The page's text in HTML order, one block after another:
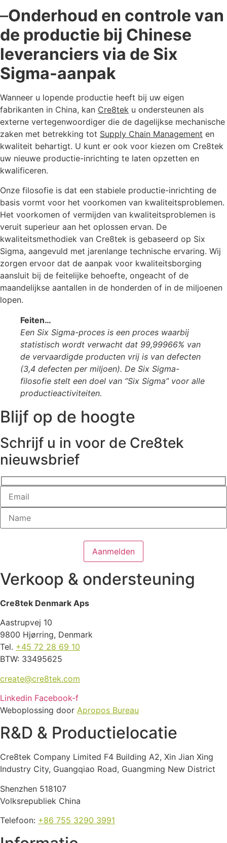
–Onderhoud en controle van
de productie bij Chinese
leveranciers via de Six
Sigma-aanpak
Wanneer u lopende productie heeft bij uw eigen
fabrikanten in China, kan Cre8tek u ondersteunen als
externe vertegenwoordiger die de dagelijkse mechanische
zaken met betrekking tot Supply Chain Management en
kwaliteit behartigt. U kunt er ook voor kiezen om Cre8tek
uw nieuwe productie-inrichting te laten opzetten en
kwalificeren.
Onze filosofie is dat een stabiele productie-inrichting de
basis vormt voor het voorkomen van kwaliteitsproblemen.
Het voorkomen of vermijden van kwaliteitsproblemen is
veruit superieur aan het oplossen ervan. De
kwaliteitsmethodiek van Cre8tek is gebaseerd op Six
Sigma, aangevuld met jarenlange technische ervaring. Wij
zorgen ervoor dat de aanpak voor kwaliteitsborging
aansluit bij de feitelijke behoefte, ongeacht of de
maandelijkse aantallen in de honderden of in de miljoenen
lopen.
Feiten…
Een Six Sigma-proces is een proces waarbij
statistisch wordt verwacht dat 99,99966% van
de vervaardigde producten vrij is van defecten
(3,4 defecten per miljoen). De Six Sigma-
filosofie stelt een doel van “Six Sigma” voor alle
productieactiviteiten.
Blijf op de hoogte
Schrijf u in voor de Cre8tek
nieuwsbrief
Verkoop & ondersteuning
Cre8tek Denmark Aps
Aastrupvej 10
9800 Hjørring, Denmark
Tel. +45 72 28 69 10
BTW: 33495625
create@cre8tek.com
Linkedin Facebook-f
Weboplossing door Apropos Bureau
R&D & Productielocatie
Cre8tek Company Limited F4 Building A2, Xin Jian Xing
Industry City, Guangqiao Road, Guangming New District
Shenzhen 518107
Volksrepubliek China
Telefoon: +86 755 3290 3991